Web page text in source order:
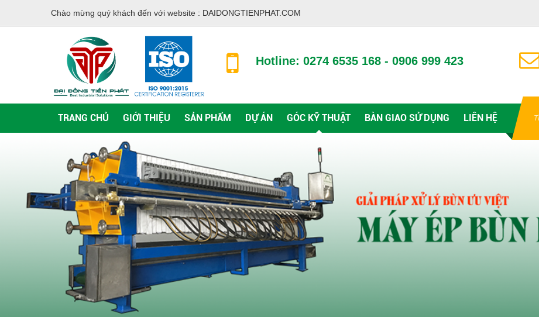
Chào mừng quý khách đến với website : DAIDONGTIENPHAT.COM
Hotline: 0274 6535 168 - 0906 999 423
TRANG CHỦ GIỚI THIỆU SẢN PHẨM DỰ ÁN GÓC KỸ THUẬT BÀN GIAO SỬ DỤNG LIÊN HỆ